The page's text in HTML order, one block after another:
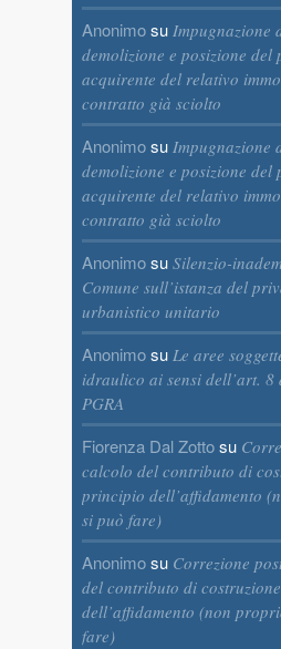
Anonimosu Impugnazione
demolizione e posizione del
acquirente del relativo
contratto già sciolto
Anonimosu Impugnazione
demolizione e posizione del
acquirente del relativo
contratto già sciolto
Anonimosu Silenzio-
Comune sull’istanza del
urbanistico unitario
Anonimosu Le aree
idraulico ai sensi dell’art. 8
PGRA
Fiorenza Dal Zottosu
calcolo del contributo di
principio dell’affidamento
si può fare)
Anonimosu Correzione
del contributo di
dell’affidamento (non
fare)